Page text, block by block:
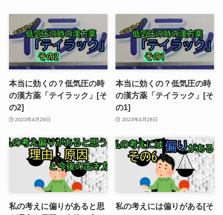
本当に効くの？低気圧の時
の漢方薬「テイラック」[そ
の2]
2023年4月29日
本当に効くの？低気圧の時
の漢方薬「テイラック」[そ
の1]
2023年4月28日
私の考えに偏りがあると思
私の考えには偏りがある[そ